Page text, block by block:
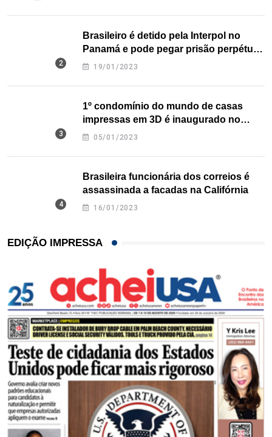
Brasileiro é detido pela Interpol no
Panamá e pode pegar prisão perpétua
nos EUA
19/01/2023
1º condomínio do mundo de casas
impressas em 3D é inaugurado no
Texas
05/01/2023
Brasileira funcionária dos correios é
assassinada a facadas na Califórnia
16/01/2023
EDIÇÃO IMPRESSA